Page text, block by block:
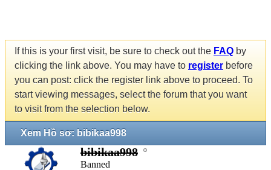
If this is your first visit, be sure to check out the FAQ by
clicking the link above. You may have to register before
you can post: click the register link above to proceed. To
start viewing messages, select the forum that you want
to visit from the selection below.
Xem Hồ sơ: bibikaa998
bibikaa998
Banned